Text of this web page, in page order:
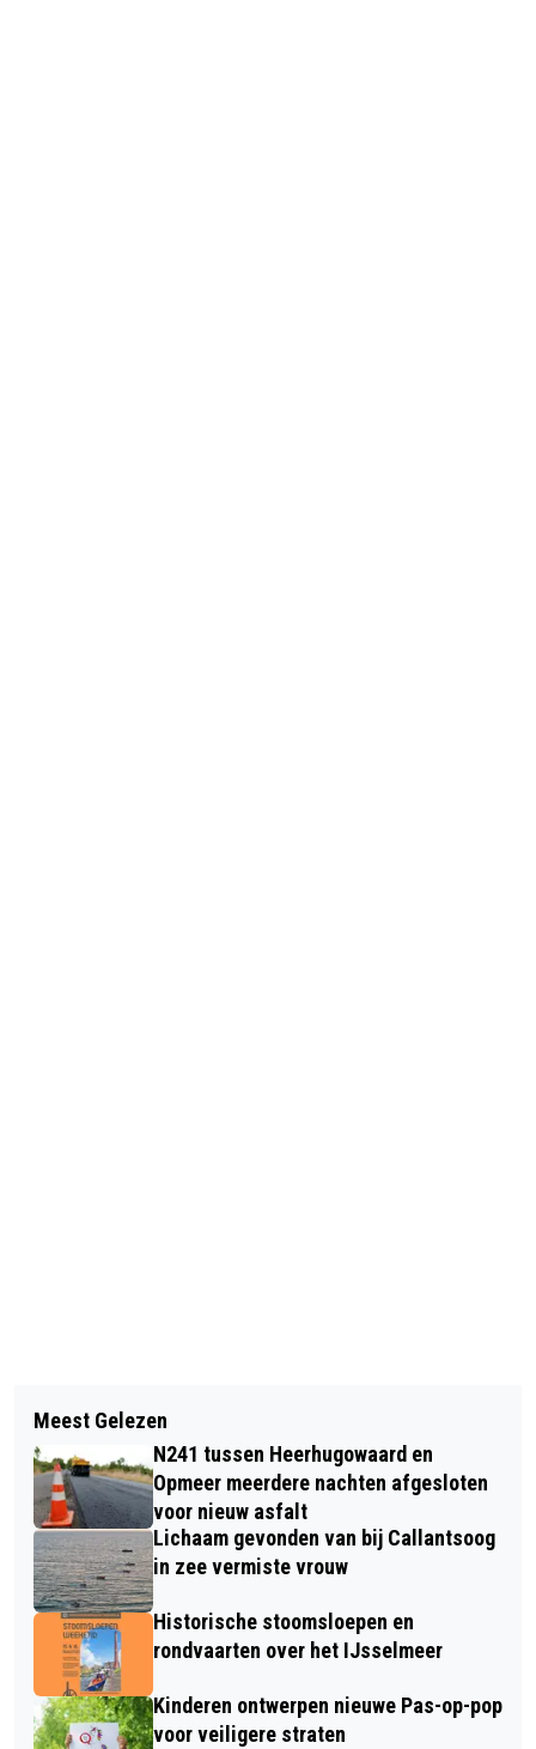
BRAND IN STOLPBOERDERIJ KOEDIJK
BRAND IN AUTO AAN DE LANDMAN IN
ALKMAAR
Meest Gelezen
N241 tussen Heerhugowaard en
Opmeer meerdere nachten afgesloten
voor nieuw asfalt
Lichaam gevonden van bij Callantsoog
in zee vermiste vrouw
Historische stoomsloepen en
rondvaarten over het IJsselmeer
Kinderen ontwerpen nieuwe Pas-op-pop
voor veiligere straten